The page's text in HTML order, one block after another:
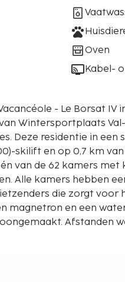
Oven
Kabel-
- Le Borsat IV
Wintersportplaats
km
skilift en op 0,7 km
van de 62 kamers met
Alle kamers hebben
die zorgt voor
magnetron en een
Afstanden